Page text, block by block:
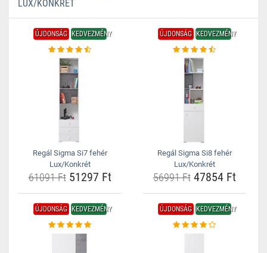
LUX/KONKRÉT
ÚJDONSÁG KEDVEZMÉNY
Regál Sigma Si7 fehér
Lux/Konkrét
61091 Ft51297 Ft
ÚJDONSÁG KEDVEZMÉNY
Regál Sigma Si8 fehér
Lux/Konkrét
56991 Ft47854 Ft
ÚJDONSÁG KEDVEZMÉNY ÚJDONSÁG KEDVEZMÉNY